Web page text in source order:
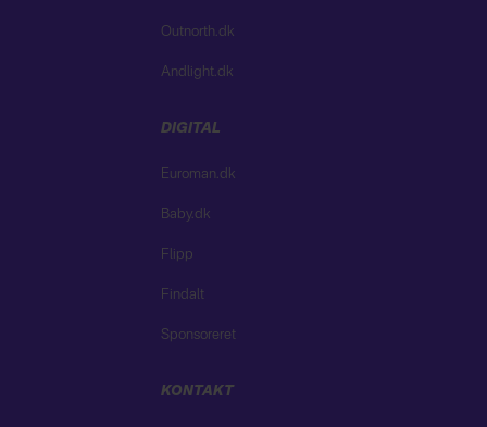
Outnorth.dk
Andlight.dk
DIGITAL
Euroman.dk
Baby.dk
Flipp
Findalt
Sponsoreret
KONTAKT